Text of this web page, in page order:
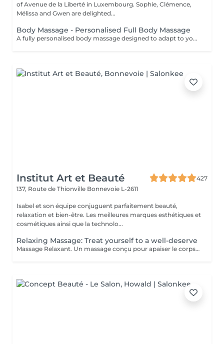
of Avenue de la Liberté in Luxembourg. Sophie, Clémence,
Mélissa and Gwen are delighted...
Body Massage - Personalised Full Body Massage
A fully personalised body massage designed to adapt to your needs and areas of tension. From the moment you settle onto a heated massage table, everything is designed to promote comfort and relaxation. The oil is selected according to your preferences to enhance the experience. Combining flowing movements, targeted pressure, stretching and draining techniques, this massage works deeply to release tension, ease tight areas and create a feeling of lightness. Pressure and rhythm are continuously adjusted throughout the treatment to achieve the perfect balance between relaxation and effectiveness. A version adapted for pregnancy (45 minutes) is also available, ensuring a safe and deeply relaxing experience. An ideal treatment to release body tension, calm the mind and restore a sense of overall well-being.
Institut Art et Beauté
427
137, Route de Thionville Bonnevoie L-2611
Isabel et son équipe conjuguent parfaitement beauté,
relaxation et bien-être. Les meilleures marques esthétiques et
cosmétiques ainsi que la technolo...
Relaxing Massage: Treat yourself to a well-deserve
Massage Relaxant. Un massage conçu pour apaiser le corps et l'esprit, soulager les tensions et vous offrir un moment de pure détente pour homme et femme, Détente Musculaire : Les mouvements doux et enveloppants relâchent les tensions accumulées, offrant une sensation de légèreté et de bien-être physique. Revitalisation de l'Esprit : Un massage relaxant aide à clarifier les pensées et à retrouver une paix intérieure, indispensable pour affronter le quotidien avec sérénité. Réduction du Stress : Les massages relaxants permettent de diminuer les niveaux de stress en induisant une profonde relaxation et en équilibrant les émotions. Amélioration du Sommeil : En relaxant les muscles et en calmant l'esprit, ces massages favorisent un sommeil réparateur et de meilleure qualité. Praticiennes Qualifiées : Sont spécialisés dans les techniques de relaxation pour vous offrir une expérience relaxante. Ambiance Apaisante : Profitez d'un environnement calme idéal pour une évasion . Adapté à Tous : Que vous soyez un homme ou une femme, nos massages sont personnalisés pour répondre à vos besoins spécifiques. Accordez-vous un moment de paix et de détente car personne ne le mérite plus que vous.